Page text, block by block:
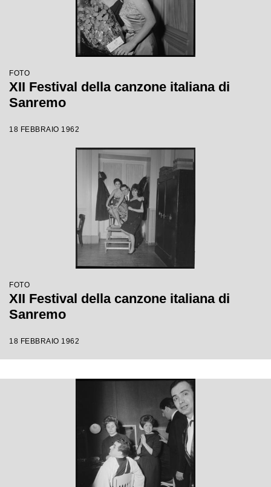
FOTO
XII Festival della canzone italiana di
Sanremo
18 FEBBRAIO 1962
FOTO
XII Festival della canzone italiana di
Sanremo
18 FEBBRAIO 1962